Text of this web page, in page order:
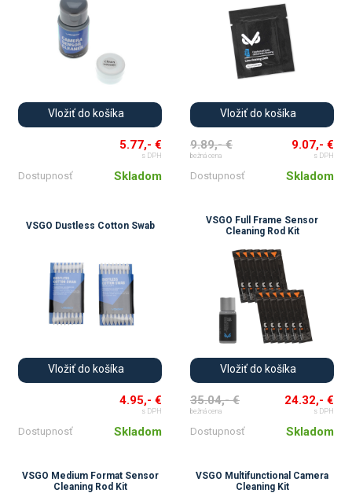
Vložiť do košíka
5.77,- €
s DPH
Dostupnosť Skladom
Vložiť do košíka
9.89,- €
bežná cena
9.07,- €
s DPH
Dostupnosť Skladom
VSGO Dustless Cotton Swab
Vložiť do košíka
4.95,- €
s DPH
Dostupnosť Skladom
VSGO Full Frame Sensor
Cleaning Rod Kit
Vložiť do košíka
35.04,- €
bežná cena
24.32,- €
s DPH
Dostupnosť Skladom
VSGO Medium Format Sensor
Cleaning Rod Kit
VSGO Multifunctional Camera
Cleaning Kit